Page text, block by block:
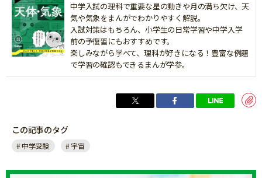
中学入試の理科で重要な星の動きや月の満ち欠け、天
気や気象をまんがでわかりやすく解説。
入試対策はもちろん、小学生の日常学習や中学入学
前の予復習にもおすすめです。
楽しみながら学べて、理科が好きになる！豊富な例題
で学習の確認もできるまんが学参。
この記事のタグ
中学受験 宇宙